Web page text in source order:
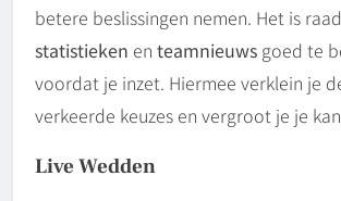
betere beslissingen nemen. Het is
statistieken en teamnieuws goed te
voordat je inzet. Hiermee verklein je
verkeerde keuzes en vergroot je je
Live Wedden